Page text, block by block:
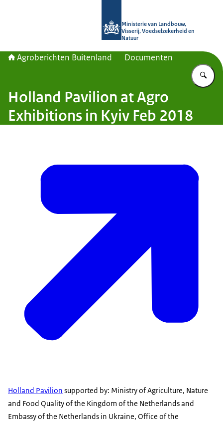
Ministerie van Landbouw,
Visserij, Voedselzekerheid en
Natuur
Agroberichten Buitenland Documenten
Holland Pavilion at Agro
Exhibitions in Kyiv Feb 2018
Holland Pavilion supported by: Ministry of Agriculture, Nature
and Food Quality of the Kingdom of the Netherlands and
Embassy of the Netherlands in Ukraine, Office of the